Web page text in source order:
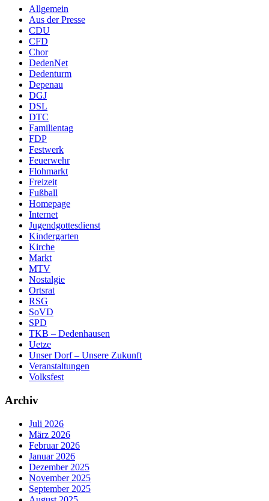
Allgemein
Aus der Presse
CDU
CFD
Chor
DedenNet
Dedenturm
Depenau
DGJ
DSL
DTC
Familientag
FDP
Festwerk
Feuerwehr
Flohmarkt
Freizeit
Fußball
Homepage
Internet
Jugendgottesdienst
Kindergarten
Kirche
Markt
MTV
Nostalgie
Ortsrat
RSG
SoVD
SPD
TKB – Dedenhausen
Uetze
Unser Dorf – Unsere Zukunft
Veranstaltungen
Volksfest
Archiv
Juli 2026
März 2026
Februar 2026
Januar 2026
Dezember 2025
November 2025
September 2025